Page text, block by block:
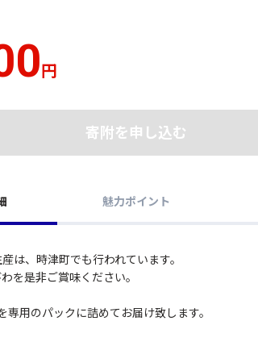
円
寄附を申し込む
魅力ポイント
は、時津町でも行われています。
を是非ご賞味ください。
専用のパックに詰めてお届け致します。